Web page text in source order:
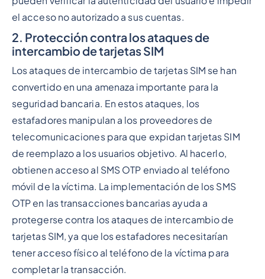
el acceso no autorizado a sus cuentas.
2. Protección contra los ataques de
intercambio de tarjetas SIM
Los ataques de intercambio de tarjetas SIM se han
convertido en una amenaza importante para la
seguridad bancaria. En estos ataques, los
estafadores manipulan a los proveedores de
telecomunicaciones para que expidan tarjetas SIM
de reemplazo a los usuarios objetivo. Al hacerlo,
obtienen acceso al SMS OTP enviado al teléfono
móvil de la víctima. La implementación de los SMS
OTP en las transacciones bancarias ayuda a
protegerse contra los ataques de intercambio de
tarjetas SIM, ya que los estafadores necesitarían
tener acceso físico al teléfono de la víctima para
completar la transacción.